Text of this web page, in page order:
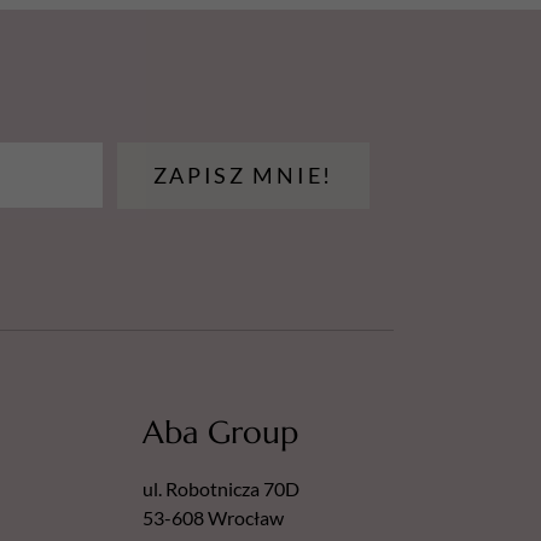
ZAPISZ MNIE!
Aba Group
ul. Robotnicza 70D
53-608 Wrocław